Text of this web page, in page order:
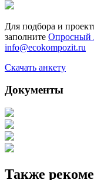
Для подбора и
заполните Опросный
info@ecokompozit.ru
Скачать анкету
Документы
Также